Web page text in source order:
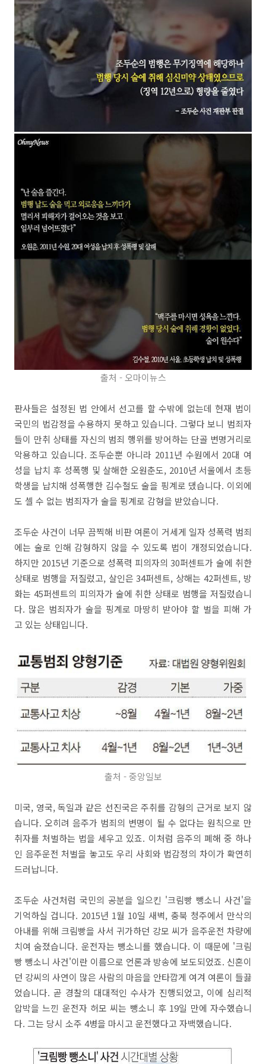
출처 - 오마이뉴스
판사들은 설정된 법 안에서 선고를 할 수밖에 없는데 현재 법이
국민의 법감정을 수용하지 못하고 있습니다. 그렇다 보니 범죄자
들이 만취 상태를 자신의 범죄 행위를 방어하는 단골 변명거리로
악용하고 있습니다. 조두순뿐 아니라 2011년 수원에서 20대 여
성을 납치 후 성폭행 및 살해한 오원춘도, 2010년 서울에서 초등
학생을 납치해 성폭행한 김수철도 술을 핑계로 댔습니다. 이외에
도 셀 수 없는 범죄자가 술을 핑계로 감형을 받았습니다.
조두순 사건이 너무 끔찍해 비판 여론이 거세게 일자 성폭력 범죄
에는 술로 인해 감형하지 않을 수 있도록 법이 개정되었습니다.
하지만 2015년 기준으로 성폭력 피의자의 30퍼센트가 술에 취한
상태로 범행을 저질렀고, 살인은 34퍼센트, 상해는 42퍼센트, 방
화는 45퍼센트의 피의자가 술에 취한 상태로 범행을 저질렀습니
다. 많은 범죄자가 술을 핑계로 마땅히 받아야 할 벌을 피해 가
고 있는 상태입니다.
출처 - 중앙일보
미국, 영국, 독일과 같은 선진국은 주취를 감형의 근거로 보지 않
습니다. 오히려 음주가 범죄의 변명이 될 수 없다는 원칙으로 만
취자를 처벌하는 법을 세우고 있죠. 이처럼 음주의 폐해 중 하나
인 음주운전 처벌을 놓고도 우리 사회와 법감정의 차이가 확연히
드러납니다.
조두순 사건처럼 국민의 공분을 일으킨 '크림빵 뺑소니 사건'을
기억하실 겁니다. 2015년 1월 10일 새벽, 충북 청주에서 만삭의
아내를 위해 크림빵을 사서 귀가하던 강모 씨가 음주운전 차량에
치여 숨졌습니다. 운전자는 뺑소니를 했습니다. 이 때문에 '크림
빵 뺑소니 사건'이란 이름으로 언론과 방송에 보도되었죠. 신혼이
던 강씨의 사연이 많은 사람의 마음을 안타깝게 여겨 여론이 들끓
었습니다. 곧 경찰의 대대적인 수사가 진행되었고, 이에 심리적
압박을 느낀 운전자 허모 씨는 뺑소니 후 19일 만에 자수했습니
다. 그는 당시 소주 4병을 마시고 운전했다고 자백했습니다.